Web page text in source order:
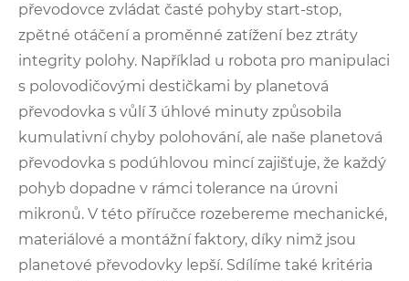
převodovce zvládat časté pohyby start-stop,
zpětné otáčení a proměnné zatížení bez ztráty
integrity polohy. Například u robota pro manipulaci
s polovodičovými destičkami by planetová
převodovka s vůlí 3 úhlové minuty způsobila
kumulativní chyby polohování, ale naše planetová
převodovka s podúhlovou mincí zajišťuje, že každý
pohyb dopadne v rámci tolerance na úrovni
mikronů. V této příručce rozebereme mechanické,
materiálové a montážní faktory, díky nimž jsou
planetové převodovky lepší. Sdílíme také kritéria